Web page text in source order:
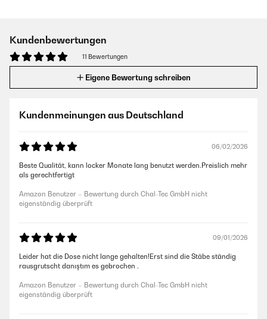
Kundenbewertungen
11 Bewertungen
Eigene Bewertung schreiben
Kundenmeinungen aus Deutschland
06/02/2026
Beste Qualität, kann locker Monate lang benutzt werden.Preislich mehr
als gerechtfertigt
Amazon Benutzer – Bewertung durch Chal-Tec GmbH nicht
eigenständig überprüft
09/01/2026
Leider hat die Dose nicht lange gehalten!Erst sind die Stäbe ständig
rausgrutscht danıştım es gebrochen .
Amazon Benutzer – Bewertung durch Chal-Tec GmbH nicht
eigenständig überprüft